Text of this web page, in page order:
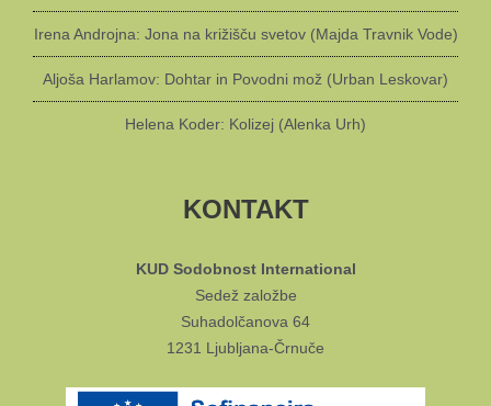
Irena Androjna: Jona na križišču svetov (Majda Travnik Vode)
Aljoša Harlamov: Dohtar in Povodni mož (Urban Leskovar)
Helena Koder: Kolizej (Alenka Urh)
KONTAKT
KUD Sodobnost International
Sedež založbe
Suhadolčanova 64
1231 Ljubljana-Črnuče